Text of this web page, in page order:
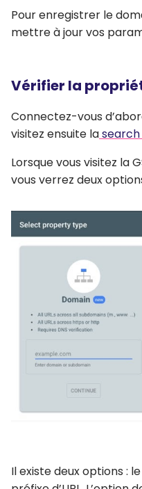
Pour enregistrer le
mettre à jour vos
Vérifier la
Connectez-vous
visitez ensuite lasearch
Lorsque vous visitez la
vous verrez deux
Il existe deux options :